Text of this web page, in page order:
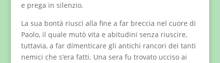
e prega in silenzio.
La sua bontà riuscì alla fine a far breccia nel cuore di
Paolo, il quale mutò vita e abitudini senza riuscire,
tuttavia, a far dímenticare gli antichi rancori dei tanti
nemici che s’era fatti. Una sera fu trovato ucciso ai